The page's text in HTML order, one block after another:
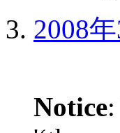
2008
Notice